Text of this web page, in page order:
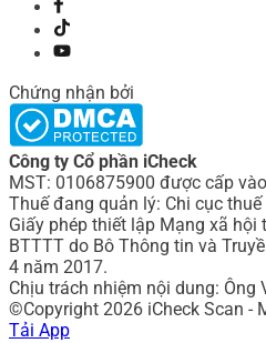
Chứng nhận bởi
Công ty Cổ phần iCheck
MST: 0106875900 được cấp
Thuế đang quản lý: Chi cục
Giấy phép thiết lập Mạng xã hội
BTTTT do Bô Thông tin và
4 năm 2017.
Chịu trách nhiệm nội dung: Ông
©Copyright 2026 iCheck Scan -
Tải App